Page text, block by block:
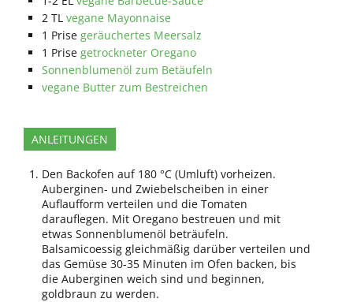
2 TL vegane Mayonnaise
1 Prise geräuchertes Meersalz
1 Prise getrockneter Oregano
Sonnenblumenöl zum Betäufeln
vegane Butter zum Bestreichen
ANLEITUNGEN
Den Backofen auf 180 °C (Umluft) vorheizen.
Auberginen- und Zwiebelscheiben in einer
Auflaufform verteilen und die Tomaten
darauflegen. Mit Oregano bestreuen und mit
etwas Sonnenblumenöl beträufeln.
Balsamicoessig gleichmäßig darüber verteilen und
das Gemüse 30-35 Minuten im Ofen backen, bis
die Auberginen weich sind und beginnen,
goldbraun zu werden.